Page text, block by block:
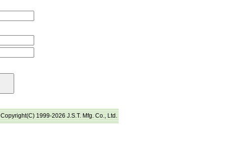
Copyright(C) 1999-2026 J.S.T. Mfg. Co., Ltd.